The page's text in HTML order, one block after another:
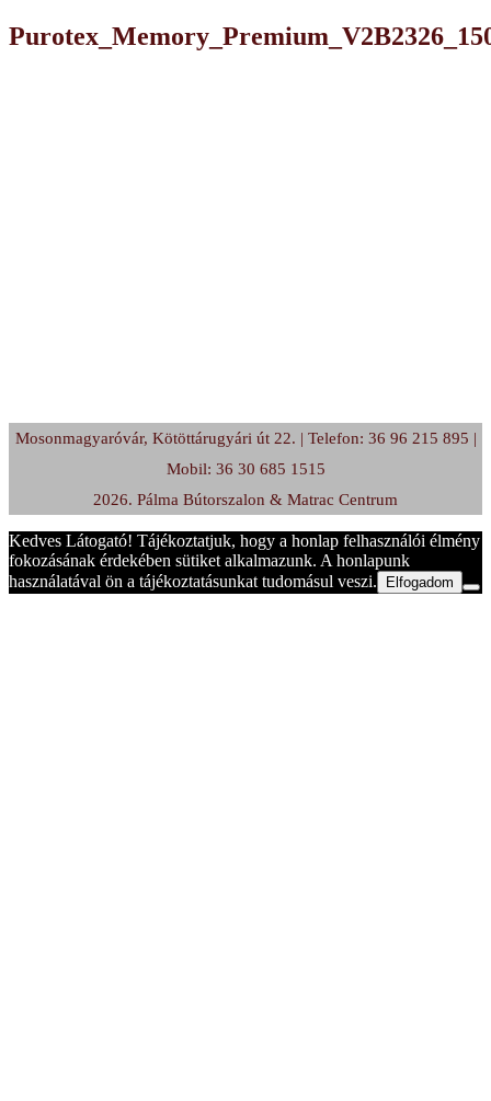
Mosonmagyaróvár, Kötöttárugyári út 22. | Telefon: 36 96 215 895 |
Mobil: 36 30 685 1515
2026. Pálma Bútorszalon & Matrac Centrum
Kedves Látogató! Tájékoztatjuk, hogy a honlap felhasználói élmény
fokozásának érdekében sütiket alkalmazunk. A honlapunk
használatával ön a tájékoztatásunkat tudomásul veszi.
Elfogadom